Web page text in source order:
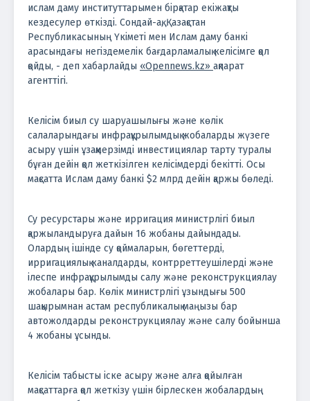
ислам даму институттарымен бірқатар екіжақты
кездесулер өткізді. Сондай-ақ, Қазақстан
Республикасының Үкіметі мен Ислам даму банкі
арасындағы негіздемелік бағдарламалық келісімге қол
қойды, - деп хабарлайды «Opennews.kz» ақпарат
агенттігі.
Келісім биыл су шаруашылығы және көлік
салаларындағы инфрақұрылымдық жобаларды жүзеге
асыру үшін ұзақмерзімді инвестициялар тарту туралы
бұған дейін қол жеткізілген келісімдерді бекітті. Осы
мақсатта Ислам даму банкі $2 млрд дейін қаржы бөледі.
Су ресурстары және ирригация министрлігі биыл
қаржыландыруға дайын 16 жобаны дайындады.
Олардың ішінде су қоймаларын, бөгеттерді,
ирригациялық каналдарды, контрреттеушілерді және
ілеспе инфрақұрылымды салу және реконструкциялау
жобалары бар. Көлік министрлігі ұзындығы 500
шақырымнан астам республикалық маңызы бар
автожолдарды реконструкциялау және салу бойынша
4 жобаны ұсынды.
Келісім табысты іске асыру және алға қойылған
мақсаттарға қол жеткізу үшін бірлескен жобалардың